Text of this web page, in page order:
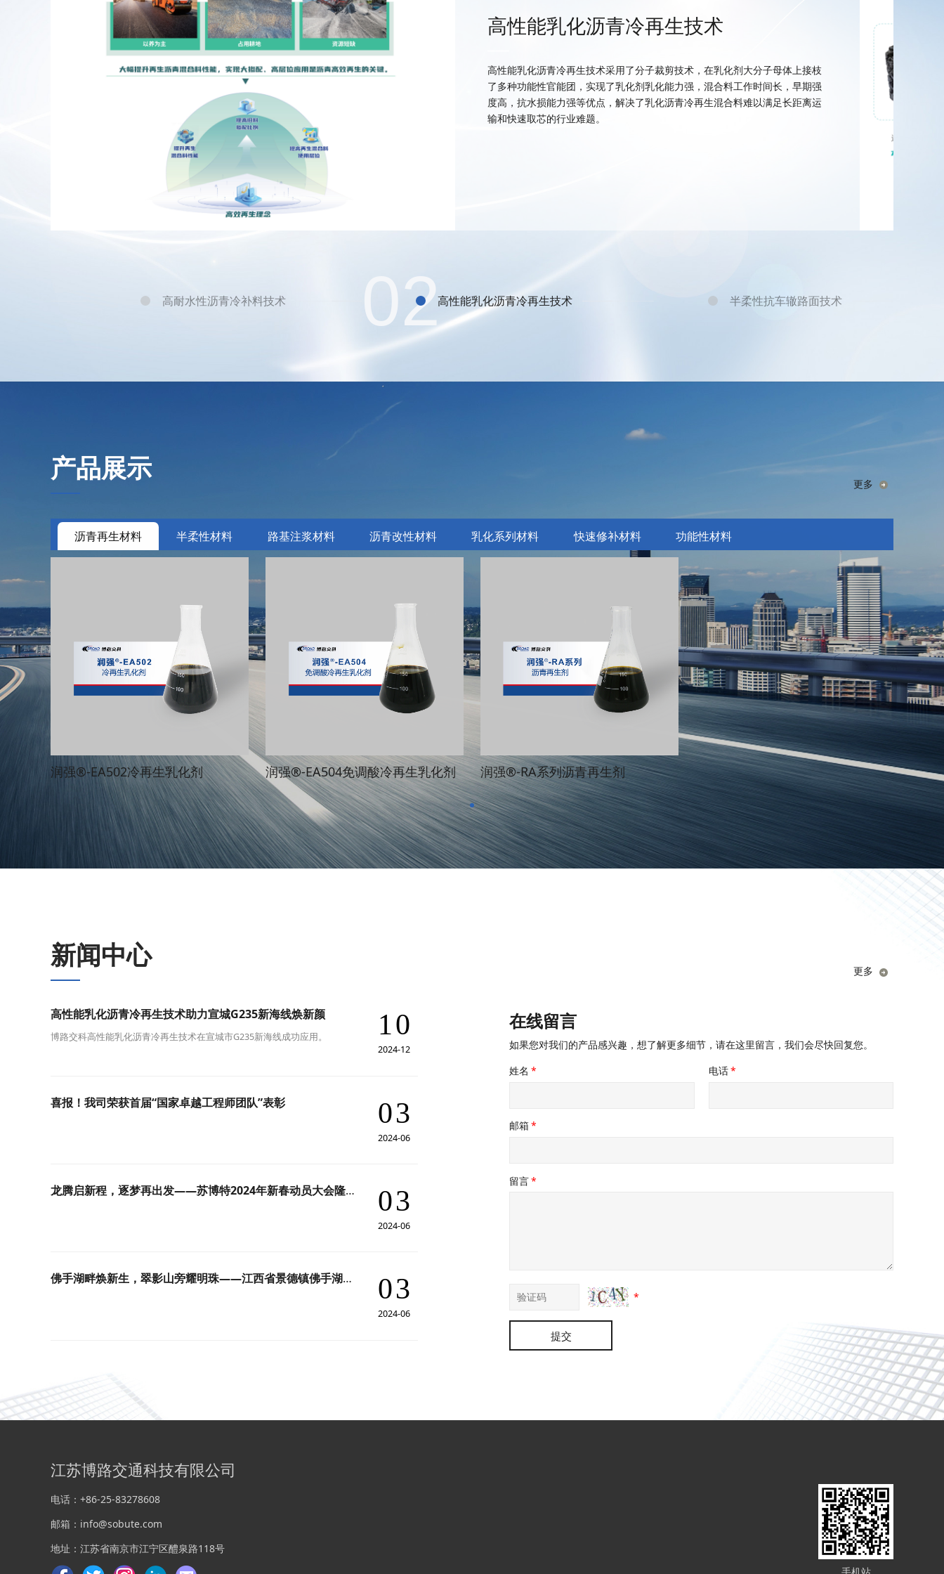
高性能乳化沥青冷再生技术
高性能乳化沥青冷再生技术采用了分子裁剪技术，在乳化剂大分子母体上接枝
了多种功能性官能团，实现了乳化剂乳化能力强，混合料工作时间长，早期强
度高，抗水损能力强等优点，解决了乳化沥青冷再生混合料难以满足长距离运
输和快速取芯的行业难题。
高耐水性沥青冷补料技术 02高性能乳化沥青冷再生技术 半柔性抗车辙路面技术
产品展示 更多
沥青再生材料 半柔性材料 路基注浆材料 沥青改性材料 乳化系列材料 快速修补材料 功能性材料
润强®-EA502冷再生乳化剂 润强®-EA504免调酸冷再生乳化剂 润强®-RA系列沥青再生剂
新闻中心 更多
10
2024-12
高性能乳化沥青冷再生技术助力宣城G235新海线焕新颜
博路交科高性能乳化沥青冷再生技术在宣城市G235新海线成功应用。
03
2024-06
喜报！我司荣获首届“国家卓越工程师团队”表彰
03
2024-06
龙腾启新程，逐梦再出发——苏博特2024年新春动员大会隆重举行
03
2024-06
佛手湖畔焕新生，翠影山旁耀明珠——江西省景德镇佛手湖陶瓷文化旅游景区建设项目（一期）
在线留言
如果您对我们的产品感兴趣，想了解更多细节，请在这里留言，我们会尽快回复您。
姓名 * 电话*
邮箱*
留言*
*
提交
江苏博路交通科技有限公司
电话：+86-25-83278608
邮箱：info@sobute.com
地址：江苏省南京市江宁区醴泉路118号